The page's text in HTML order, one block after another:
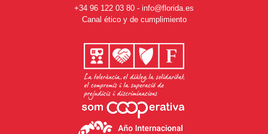
+34 96 122 03 80 - info@florida.es
Canal ético y de cumplimiento